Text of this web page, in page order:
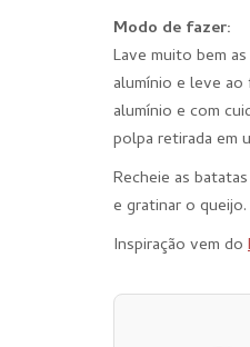
Modo de fazer:
Lave muito bem
alumínio e leve
alumínio e com
polpa retirada em
Recheie as
e gratinar o queijo.
Inspiração vem do